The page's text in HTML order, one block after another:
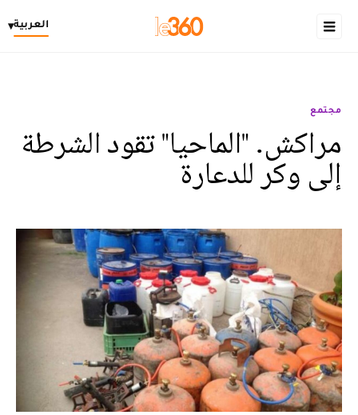
العربية▾
مجتمع
مراكش. "الماحيا" تقود الشرطة
إلى وكر للدعارة